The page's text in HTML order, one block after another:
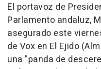
El portavoz de
Parlamento andaluz,
asegurado este
de Vox en El Ejido
una "panda de